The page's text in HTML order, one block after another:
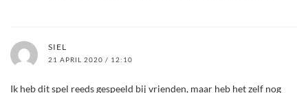
SIEL
21 APRIL 2020 / 12:10
Ik heb dit spel reeds gespeeld bij vrienden, maar heb het zelf nog